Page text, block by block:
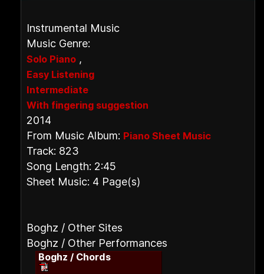
Instrumental Music
Music Genre:
Solo Piano ,
Easy Listening
Intermediate
With fingering suggestion
2014
From Music Album: Piano Sheet Music
Track: 823
Song Length: 2:45
Sheet Music: 4 Page(s)
Boghz / Other Sites
Boghz / Other Performances
Boghz / Chords